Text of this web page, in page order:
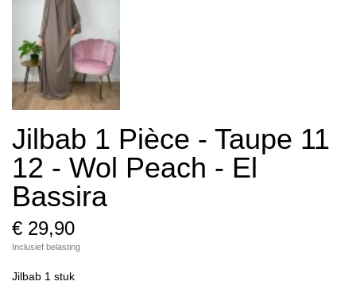
Jilbab 1 Pièce - Taupe 11
12 - Wol Peach - El
Bassira
€ 29,90
Inclusief belasting
Jilbab 1 stuk